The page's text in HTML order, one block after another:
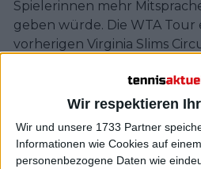
Wir respektieren
Wir und unsere 1733 Partner
Informationen wie Cookies auf
personenbezogene Daten wie
Spielerinnen mehr
geben würde. Die WTA Tour
vorherigen Virginia Slims
Rosie Casals, Nancy Richey,
Bartkowicz, Kristy Pigeon,
Ziegenfuss und Julie
Philip Morris gesponsert und
einer Freundin von Billie